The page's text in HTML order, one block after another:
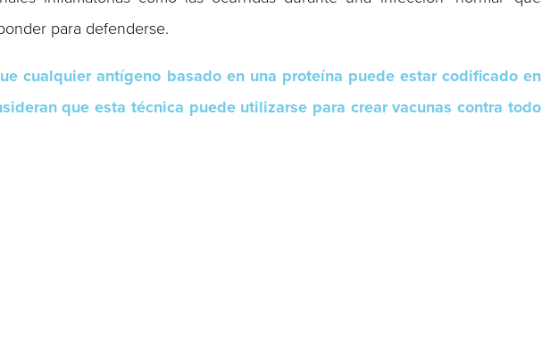
para defenderse.
cualquier antígeno basado en una proteína puede estar codificado en
que esta técnica puede utilizarse para crear vacunas contra todo